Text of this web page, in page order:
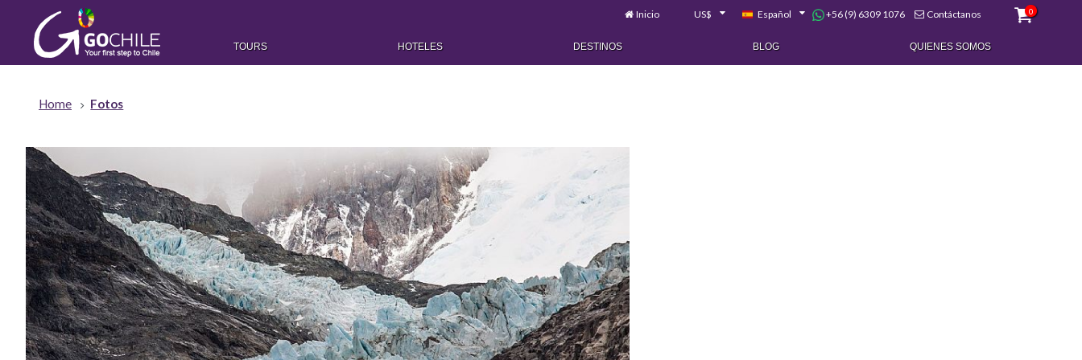
Inicio US$ Español +56 (9) 6309 1076 Contáctanos 0
TOURS HOTELES DESTINOS BLOG QUIENES SOMOS
Home Fotos